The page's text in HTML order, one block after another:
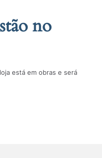
no
está em obras e será